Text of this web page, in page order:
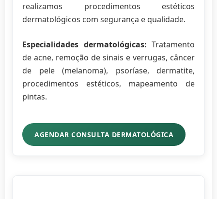
realizamos procedimentos estéticos
dermatológicos com segurança e qualidade.
Especialidades dermatológicas: Tratamento
de acne, remoção de sinais e verrugas, câncer
de pele (melanoma), psoríase, dermatite,
procedimentos estéticos, mapeamento de
pintas.
AGENDAR CONSULTA DERMATOLÓGICA